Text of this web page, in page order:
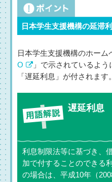
日本学生支援機構の延滞
日本学生支援機構のホーム
O
」で示されているよ
「遅延利息」が付されます。
遅延利息
利息制限法等に基づき、
加で付することのできる
の場合は、平成10年（